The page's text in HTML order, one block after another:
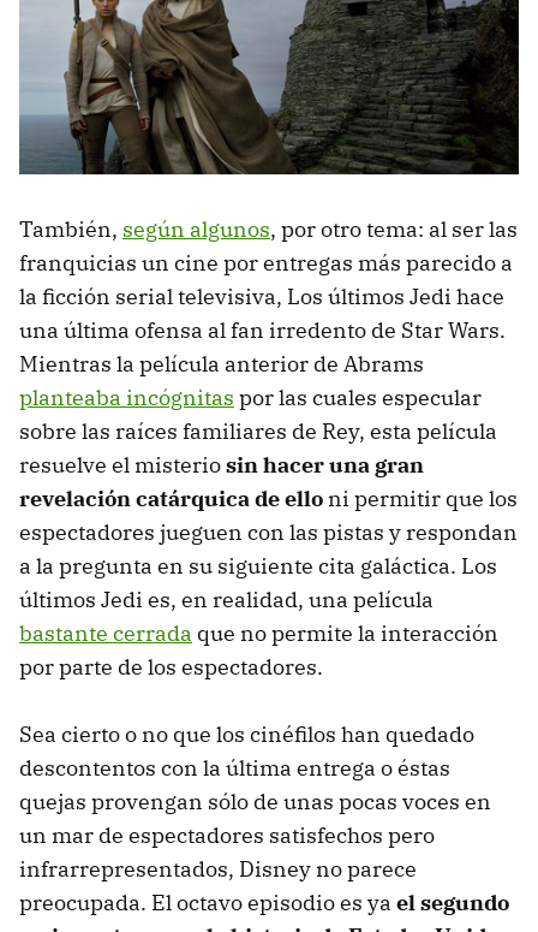
También, según algunos, por otro tema: al ser las
franquicias un cine por entregas más parecido a
la ficción serial televisiva, Los últimos Jedi hace
una última ofensa al fan irredento de Star Wars.
Mientras la película anterior de Abrams
planteaba incógnitas por las cuales especular
sobre las raíces familiares de Rey, esta película
resuelve el misteriosin hacer una gran
revelación catárquica de ello ni permitir que los
espectadores jueguen con las pistas y respondan
a la pregunta en su siguiente cita galáctica. Los
últimos Jedi es, en realidad, una película
bastante cerrada que no permite la interacción
por parte de los espectadores.
Sea cierto o no que los cinéfilos han quedado
descontentos con la última entrega o éstas
quejas provengan sólo de unas pocas voces en
un mar de espectadores satisfechos pero
infrarrepresentados, Disney no parece
preocupada. El octavo episodio es ya el segundo